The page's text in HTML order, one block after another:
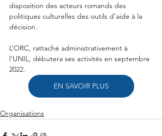
disposition des acteurs romands des
politiques culturelles des outils d’aide à la
décision.
L’ORC, rattaché administrativement à
l’UNIL, débutera ses activités en septembre
2022.
EN SAVOIR PLUS
Organisations